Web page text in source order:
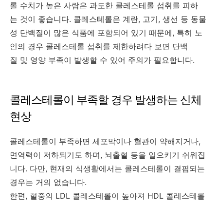
롤 수치가 높은 사람은 과도한 콜레스테롤 섭취를 피하
는 것이 좋습니다. 콜레스테롤은 계란, 고기, 생선 등 동물
성 단백질이 많은 식품에 포함되어 있기 때문에, 특히 노
인의 경우 콜레스테롤 섭취를 제한하려다 보면 단백
질 및 영양 부족이 발생할 수 있어 주의가 필요합니다.
콜레스테롤이 부족할 경우 발생하는 신체
현상
콜레스테롤이 부족하면 세포막이나 혈관이 약해지거나,
면역력이 저하되기도 하며, 뇌출혈 등을 일으키기 쉬워집
니다. 다만, 현재의 식생활에서는 콜레스테롤이 결핍되는
경우는 거의 없습니다.
한편, 혈중의 LDL 콜레스테롤이 높아져 HDL 콜레스테롤